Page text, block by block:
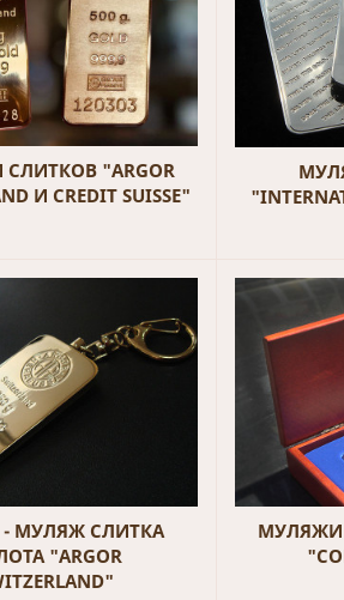
"ARGOR
И CREDIT SUISSE"
- МУЛЯЖ СЛИТКА
"ARGOR
МУЛЯЖИ